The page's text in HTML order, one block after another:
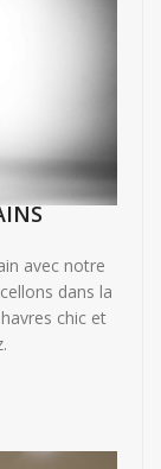
avec notre
dans la
chic et